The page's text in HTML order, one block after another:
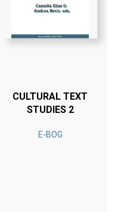
CULTURAL TEXT
STUDIES 2
E-BOG